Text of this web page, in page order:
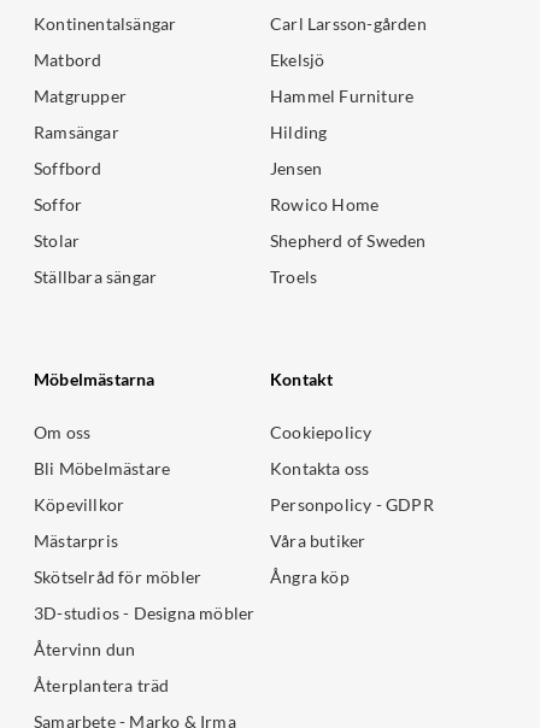
Kontinentalsängar
Matbord
Matgrupper
Ramsängar
Soffbord
Soffor
Stolar
Ställbara sängar
Carl Larsson-gården
Ekelsjö
Hammel Furniture
Hilding
Jensen
Rowico Home
Shepherd of Sweden
Troels
Möbelmästarna
Om oss
Bli Möbelmästare
Köpevillkor
Mästarpris
Skötselråd för möbler
3D-studios - Designa möbler
Återvinn dun
Återplantera träd
Samarbete - Marko & Irma
Kontakt
Cookiepolicy
Kontakta oss
Personpolicy - GDPR
Våra butiker
Ångra köp